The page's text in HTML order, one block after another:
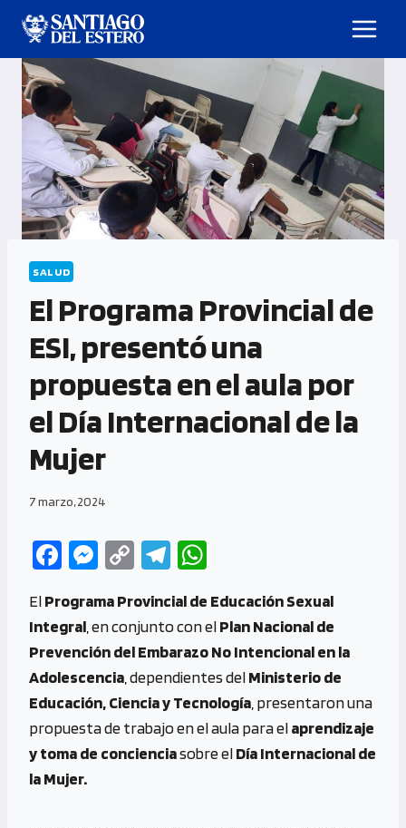
SALUD
El Programa Provincial de
ESI, presentó una
propuesta en el aula por
el Día Internacional de la
Mujer
7 marzo, 2024
Fa
b
o
o
k
M
se
n
g
er
C
py
Li
n
k
Te
gr
a
m
at
s
A
p
p
ElPrograma Provincial de Educación Sexual
Integral , en conjunto con elPlan Nacional de
Prevención del Embarazo No Intencional en la
Adolescencia , dependientes delMinisterio de
Educación, Ciencia y Tecnología , presentaron una
propuesta de trabajo en el aula para elaprendizaje
y toma de concienciasobre elDía Internacional de
la Mujer.